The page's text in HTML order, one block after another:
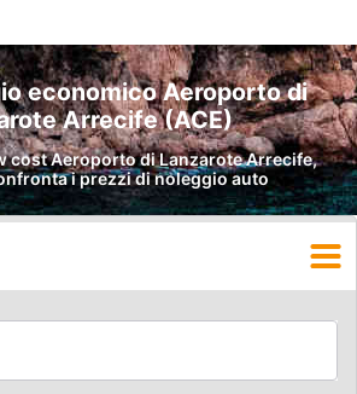
economico Aeroporto di
Arrecife (ACE)
cost Aeroporto di Lanzarote Arrecife,
i prezzi di noleggio auto